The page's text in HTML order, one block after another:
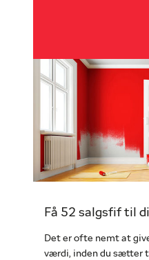
Få 52 salgsfif til
Det er ofte nemt at
værdi, inden du sætter